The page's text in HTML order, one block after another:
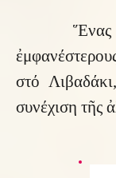
Ἕνας
στό
συνέχιση τῆς